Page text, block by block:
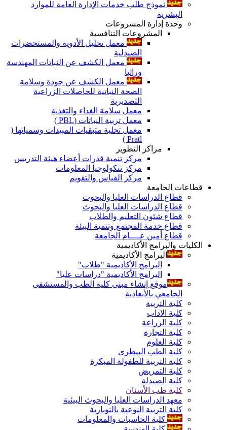
نموذج طلب خدمات الإدارة العامة للموارد
البشرية
وحدة إدارة المشروعات
المشروعات التنافسية
معمل تحليل الأدوية والمستحضرات
الصيدلية
معمل الكشف عن النباتات المهندسة
وراثيا
معمل الكشف عن جودة وسلامة
الصحة النباتية للحاصلات الزراعية
التصديرية
معمل سلامة الغذاء والتغذية
معمل تربية النباتات (PBL )
معمل تحلية متبقيات المبيدات وسمياتها (
Pratl )
مراكز التطوير
مركز تنمية قدرات أعضاء هيئة التدريس
مركز تنكولوجيا المعلومات
مركز القياس والتقويم
قطاعات الجامعة
قطاع الدراسات العليا والبحوث
قطاع الدراسات العليا والبحوث
قطاع شئون التعليم والطلاب
قطاع خدمة المجتمع وتنمية البيئة
قطاع أمين عــــام الجامعة
الكليات والبرامج الأكاديمية
البرامج الأكاديمية
البرامج الأكاديمية "طلاب"
البرامج الأكاديمية "دراسات عليا"
موقع إنشاء مبنى كلية الطب والمستشفى
الجامعي بالأبعادية
كلية التربية
كلية الاداب
كلية الزراعة
كلية التجارة
كلية العلوم
كلية الطب البيطرى
كلية التربية للطفولة المبكرة
كلية التمريض
كلية الصيدلة
كلية طب الأسنان
معهد الدراسات العليا والبحوث البيئية
كلية التربية النوعية بالنوبارية
كلية الحاسبات والمعلومات